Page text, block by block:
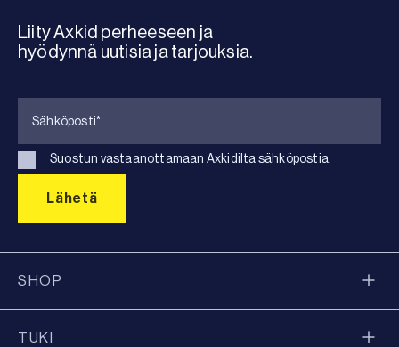
Liity Axkid perheeseen ja
hyödynnä uutisia ja tarjouksia.
Suostun vastaanottamaan Axkidilta sähköpostia.
SHOP
TUKI